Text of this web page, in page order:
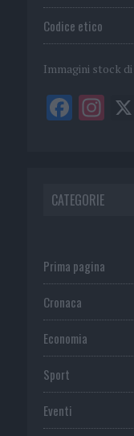
Codice etico
Immagini stock di
CATEGORIE
Prima pagina
Cronaca
Economia
Sport
Eventi